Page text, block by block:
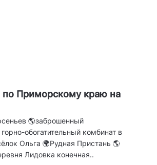
по Приморскому краю на
🌎заброшенный
обогатительный комбинат в
Ольга 🌍Рудная Пристань 🌎
Лидовка конечная..